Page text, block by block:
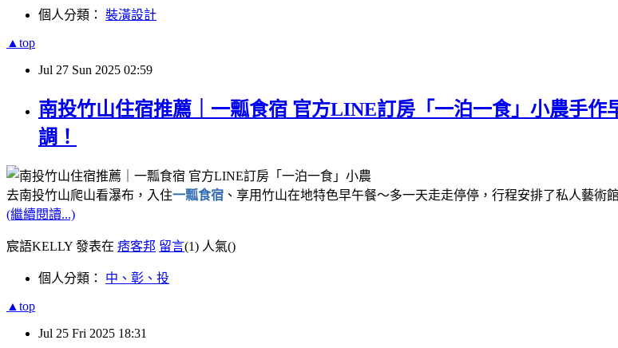
個人分類： 裝潢設計
▲top
Jul 27 Sun 2025 02:59
南投竹山住宿推薦｜一瓢食宿 官方LINE訂房「一泊一食」小農手
調！
去南投竹山爬山看瀑布，入住一瓢食宿 、享用竹山在地特色早午餐～多一天走走停停，行程安排了私人藝
(繼續閱讀...)
宸語KELLY 發表在 痞客邦 留言(1) 人氣()
個人分類： 中、彰、投
▲top
Jul 25 Fri 2025 18:31